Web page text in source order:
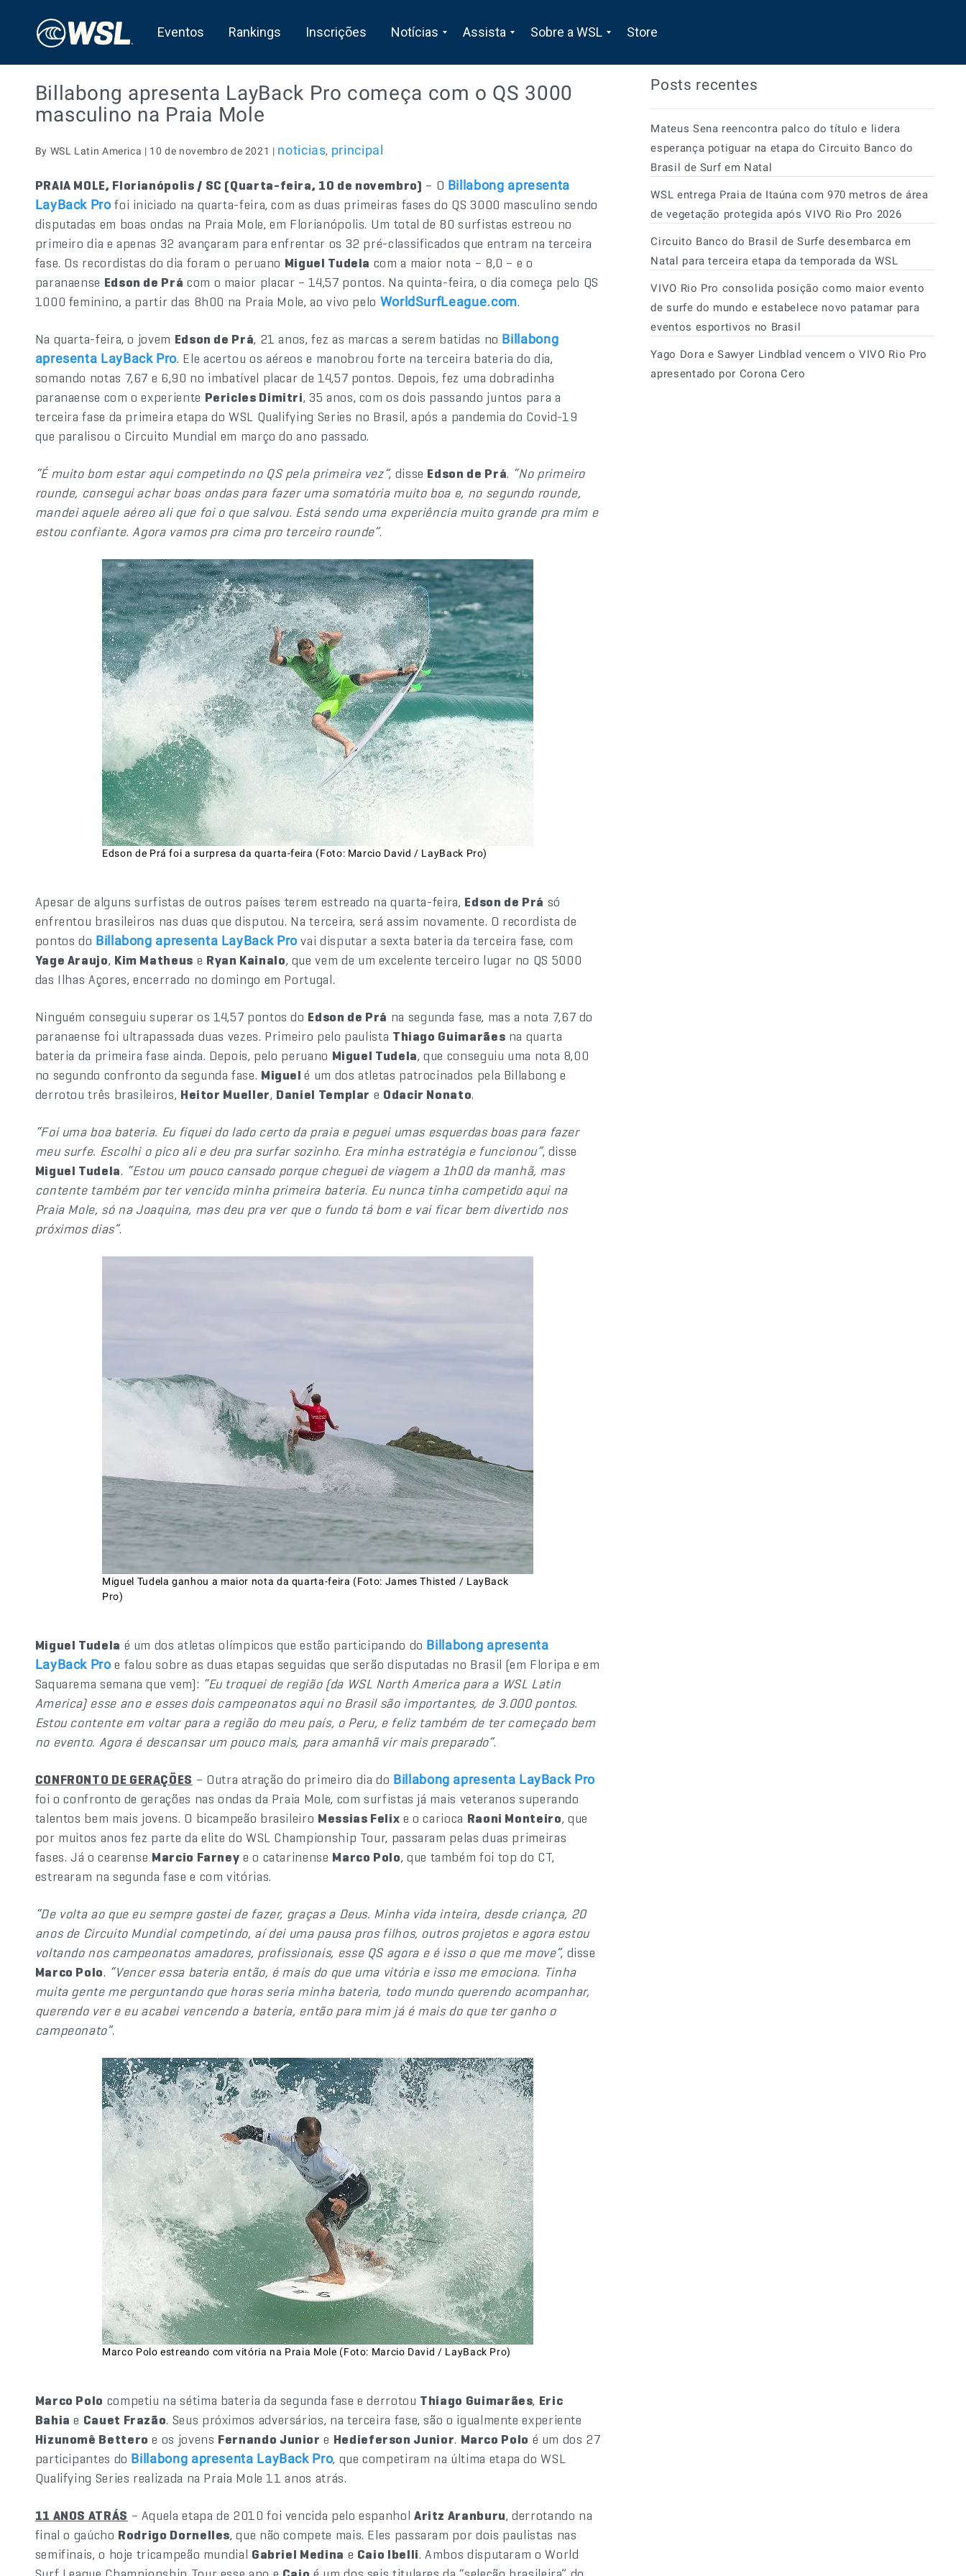
Eventos Rankings Inscrições Notícias Assista Sobre a WSL Store
Billabong apresenta LayBack Pro começa com o QS 3000
masculino na Praia Mole
By WSL Latin America | 10 de novembro de 2021 | noticias, principal
PRAIA MOLE, Florianópolis / SC (Quarta-feira, 10 de novembro) – O Billabong apresenta
LayBack Profoi iniciado na quarta-feira, com as duas primeiras fases do QS 3000 masculino sendo
disputadas em boas ondas na Praia Mole, em Florianópolis. Um total de 80 surfistas estreou no
primeiro dia e apenas 32 avançaram para enfrentar os 32 pré-classificados que entram na terceira
fase. Os recordistas do dia foram o peruano Miguel Tudela com a maior nota – 8,0 – e o
paranaense Edson de Prá com o maior placar – 14,57 pontos. Na quinta-feira, o dia começa pelo QS
1000 feminino, a partir das 8h00 na Praia Mole, ao vivo pelo WorldSurfLeague.com.
Na quarta-feira, o jovem Edson de Prá, 21 anos, fez as marcas a serem batidas no Billabong
apresenta LayBack Pro. Ele acertou os aéreos e manobrou forte na terceira bateria do dia,
somando notas 7,67 e 6,90 no imbatível placar de 14,57 pontos. Depois, fez uma dobradinha
paranaense com o experiente Pericles Dimitri, 35 anos, com os dois passando juntos para a
terceira fase da primeira etapa do WSL Qualifying Series no Brasil, após a pandemia do Covid-19
que paralisou o Circuito Mundial em março do ano passado.
“É muito bom estar aqui competindo no QS pela primeira vez”, disse Edson de Prá. “No primeiro
rounde, consegui achar boas ondas para fazer uma somatória muito boa e, no segundo rounde,
mandei aquele aéreo ali que foi o que salvou. Está sendo uma experiência muito grande pra mim e
estou confiante. Agora vamos pra cima pro terceiro rounde”.
Edson de Prá foi a surpresa da quarta-feira (Foto: Marcio David / LayBack Pro)
Apesar de alguns surfistas de outros países terem estreado na quarta-feira, Edson de Prá só
enfrentou brasileiros nas duas que disputou. Na terceira, será assim novamente. O recordista de
pontos do Billabong apresenta LayBack Provai disputar a sexta bateria da terceira fase, com
Yage Araujo, Kim Matheus e Ryan Kainalo, que vem de um excelente terceiro lugar no QS 5000
das Ilhas Açores, encerrado no domingo em Portugal.
Ninguém conseguiu superar os 14,57 pontos do Edson de Prá na segunda fase, mas a nota 7,67 do
paranaense foi ultrapassada duas vezes. Primeiro pelo paulista Thiago Guimarães na quarta
bateria da primeira fase ainda. Depois, pelo peruano Miguel Tudela, que conseguiu uma nota 8,00
no segundo confronto da segunda fase. Miguelé um dos atletas patrocinados pela Billabong e
derrotou três brasileiros, Heitor Mueller, Daniel Templar e Odacir Nonato.
“Foi uma boa bateria. Eu fiquei do lado certo da praia e peguei umas esquerdas boas para fazer
meu surfe. Escolhi o pico ali e deu pra surfar sozinho. Era minha estratégia e funcionou”, disse
Miguel Tudela. “Estou um pouco cansado porque cheguei de viagem a 1h00 da manhã, mas
contente também por ter vencido minha primeira bateria. Eu nunca tinha competido aqui na
Praia Mole, só na Joaquina, mas deu pra ver que o fundo tá bom e vai ficar bem divertido nos
próximos dias”.
Miguel Tudela ganhou a maior nota da quarta-feira (Foto: James Thisted / LayBack
Pro)
Miguel Tudela é um dos atletas olímpicos que estão participando do Billabong apresenta
LayBack Proe falou sobre as duas etapas seguidas que serão disputadas no Brasil (em Floripa e em
Saquarema semana que vem): “Eu troquei de região (da WSL North America para a WSL Latin
America) esse ano e esses dois campeonatos aqui no Brasil são importantes, de 3.000 pontos.
Estou contente em voltar para a região do meu país, o Peru, e feliz também de ter começado bem
no evento. Agora é descansar um pouco mais, para amanhã vir mais preparado”.
CONFRONTO DE GERAÇÕES – Outra atração do primeiro dia do Billabong apresenta LayBack Pro
foi o confronto de gerações nas ondas da Praia Mole, com surfistas já mais veteranos superando
talentos bem mais jovens. O bicampeão brasileiro Messias Felix e o carioca Raoni Monteiro, que
por muitos anos fez parte da elite do WSL Championship Tour, passaram pelas duas primeiras
fases. Já o cearense Marcio Farney e o catarinense Marco Polo, que também foi top do CT,
estrearam na segunda fase e com vitórias.
“De volta ao que eu sempre gostei de fazer, graças a Deus. Minha vida inteira, desde criança, 20
anos de Circuito Mundial competindo, aí dei uma pausa pros filhos, outros projetos e agora estou
voltando nos campeonatos amadores, profissionais, esse QS agora e é isso o que me move”, disse
Marco Polo. “Vencer essa bateria então, é mais do que uma vitória e isso me emociona. Tinha
muita gente me perguntando que horas seria minha bateria, todo mundo querendo acompanhar,
querendo ver e eu acabei vencendo a bateria, então para mim já é mais do que ter ganho o
campeonato”.
Marco Polo estreando com vitória na Praia Mole (Foto: Marcio David / LayBack Pro)
Marco Polo competiu na sétima bateria da segunda fase e derrotou Thiago Guimarães, Eric
Bahia e Cauet Frazão. Seus próximos adversários, na terceira fase, são o igualmente experiente
Hizunomê Bettero e os jovens Fernando Junior e Hedieferson Junior. Marco Polo é um dos 27
participantes do Billabong apresenta LayBack Pro, que competiram na última etapa do WSL
Qualifying Series realizada na Praia Mole 11 anos atrás.
11 ANOS ATRÁS – Aquela etapa de 2010 foi vencida pelo espanhol Aritz Aranburu, derrotando na
final o gaúcho Rodrigo Dornelles, que não compete mais. Eles passaram por dois paulistas nas
semifinais, o hoje tricampeão mundial Gabriel Medina e Caio Ibelli. Ambos disputaram o World
Posts recentes
Mateus Sena reencontra palco do título e lidera
esperança potiguar na etapa do Circuito Banco do
Brasil de Surf em Natal
WSL entrega Praia de Itaúna com 970 metros de área
de vegetação protegida após VIVO Rio Pro 2026
Circuito Banco do Brasil de Surfe desembarca em
Natal para terceira etapa da temporada da WSL
VIVO Rio Pro consolida posição como maior evento
de surfe do mundo e estabelece novo patamar para
eventos esportivos no Brasil
Yago Dora e Sawyer Lindblad vencem o VIVO Rio Pro
apresentado por Corona Cero